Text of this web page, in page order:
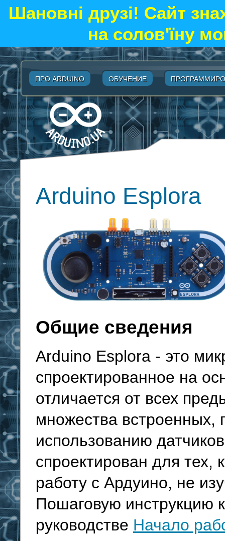
Шановні друзі! Сайт
на солов'їну
ПРО ARDUINO ОБУЧЕНИЕ
Arduino Esplora
Общие сведения
Arduino Esplora - это
спроектированное на
отличается от всех
множества встроенных,
использованию
спроектирован для тех,
работу с Ардуино, не
Пошаговую инструкцию
руководстве Начало